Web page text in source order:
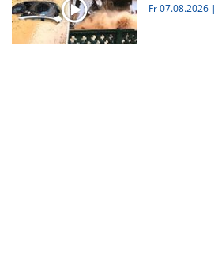
Fr 07.08.2026 |